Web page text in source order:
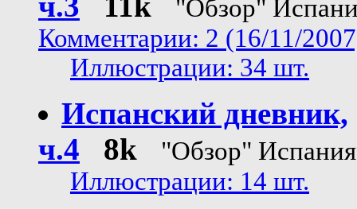
"Обзор"
Комментарии: 2 (16/11/
Иллюстрации: 34 шт.
Испанский дневник,
ч.4
8k
"Обзор" Испания
Иллюстрации: 14 шт.